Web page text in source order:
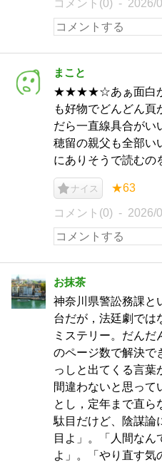
コメント(0) 2026/
まこと
★★★★☆あぁ面白か
も好物でどんどん頁
だら一直線具合がい
穂留の親父も全部い
にありそうで読むの
ナイス ★63
コメント(0) 2026/
お抹茶
神奈川県警訟務課と
台だが，法廷劇では
ミステリー。だんだ
のページ数で解決で
っしと出てくる言葉
間違わないと思って
とし，定年まで直ら
駄目だけど、陰謀論
目よ」。「人間なん
よ」。「やり直す気